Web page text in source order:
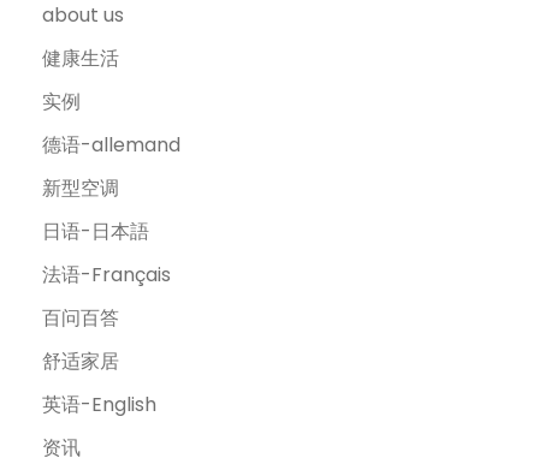
about us
健康生活
实例
德语-allemand
新型空调
日语-日本語
法语-Français
百问百答
舒适家居
英语-English
资讯